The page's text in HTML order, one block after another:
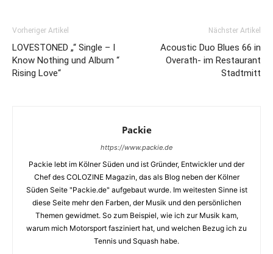
Vorheriger Artikel
LOVESTONED „“ Single – I
Know Nothing und Album “
Rising Love“
Nächster Artikel
Acoustic Duo Blues 66 in
Overath- im Restaurant
Stadtmitt
Packie
https://www.packie.de
Packie lebt im Kölner Süden und ist Gründer, Entwickler und der
Chef des COLOZINE Magazin, das als Blog neben der Kölner
Süden Seite "Packie.de" aufgebaut wurde. Im weitesten Sinne ist
diese Seite mehr den Farben, der Musik und den persönlichen
Themen gewidmet. So zum Beispiel, wie ich zur Musik kam,
warum mich Motorsport fasziniert hat, und welchen Bezug ich zu
Tennis und Squash habe.